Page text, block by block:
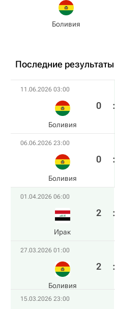
Боливия
Последние результаты
11.06.2026 03:00
Боливия
0 :
06.06.2026 23:00
Боливия
0 :
01.04.2026 06:00
Ирак
2 :
27.03.2026 01:00
Боливия
2 :
15.03.2026 23:00